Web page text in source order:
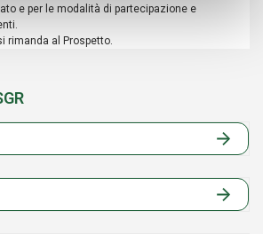
e per le modalità di partecipazione e
rimanda al Prospetto.